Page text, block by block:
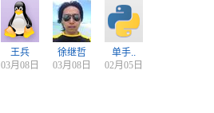
王兵
03月08日
徐继哲
03月08日
单手..
02月05日